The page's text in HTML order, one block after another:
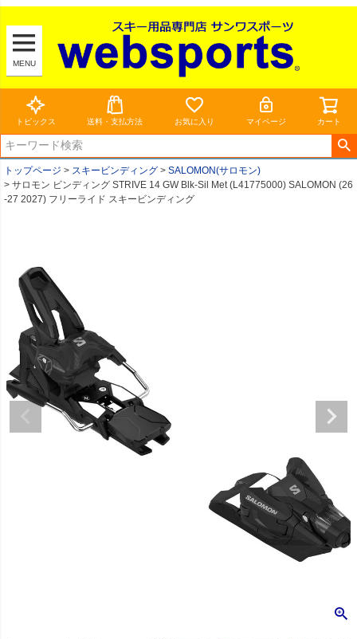
MENU
トピックス 送料・支払方法 お気に入り マイページ カート
トップページ スキービンディング
SALOMON(サロモン)
サロモン ビンディング STRIVE 14 GW Blk-Sil Met (L41775000) SALOMON (26
-27 2027) フリーライド スキービンディング